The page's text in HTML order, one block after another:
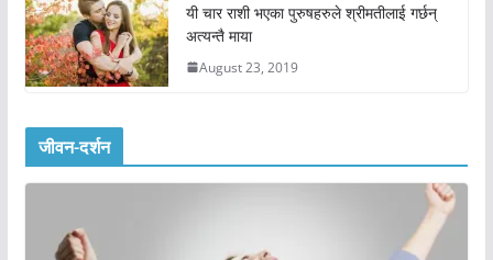
यी चार राशी भएका पुरुषहरुले श्रीमतीलाई गर्छन्
अत्यन्तै माया
August 23, 2019
जीवन-दर्शन